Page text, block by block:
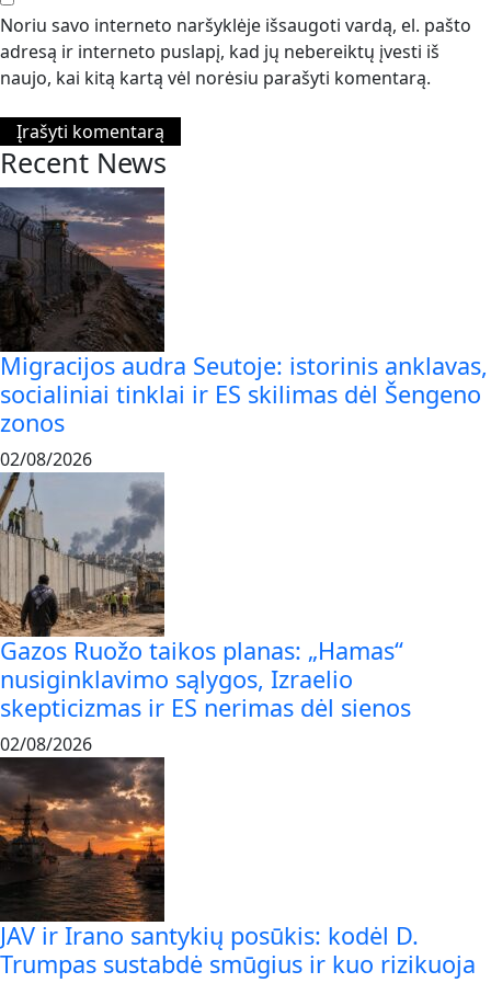
Noriu savo interneto naršyklėje išsaugoti vardą, el. pašto
adresą ir interneto puslapį, kad jų nebereiktų įvesti iš
naujo, kai kitą kartą vėl norėsiu parašyti komentarą.
Recent News
Migracijos audra Seutoje: istorinis anklavas,
socialiniai tinklai ir ES skilimas dėl Šengeno
zonos
02/08/2026
Gazos Ruožo taikos planas: „Hamas“
nusiginklavimo sąlygos, Izraelio
skepticizmas ir ES nerimas dėl sienos
02/08/2026
JAV ir Irano santykių posūkis: kodėl D.
Trumpas sustabdė smūgius ir kuo rizikuoja